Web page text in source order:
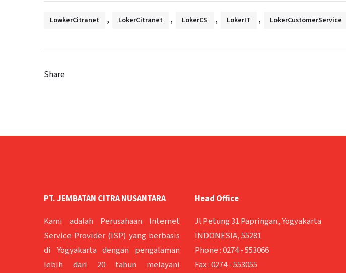
LowkerCitranet , LokerCitranet , LokerCS , LokerIT , LokerCustomerService
Share
PT. JEMBATAN CITRA NUSANTARA
Kami adalah Perusahaan Internet
Service Provider (ISP) yang berbasis
di Yogyakarta dengan pengalaman
lebih dari 20 tahun melayani
Head Office
Jl Petung 31 Papringan, Yogyakarta
INDONESIA, 55281
Phone :0274 - 553066
Fax :0274 - 553055